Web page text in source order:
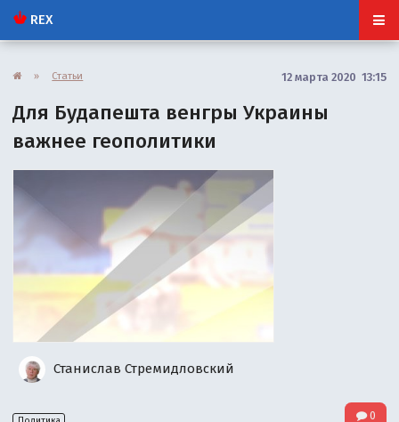
REX
» Статьи 12 марта 2020 13:15
Для Будапешта венгры Украины
важнее геополитики
Станислав Стремидловский
0